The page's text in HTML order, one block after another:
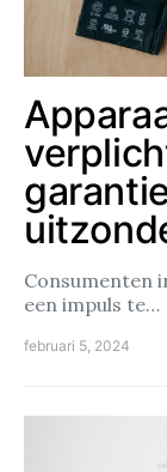
Consumenten
een impuls te…
februari 5, 2024